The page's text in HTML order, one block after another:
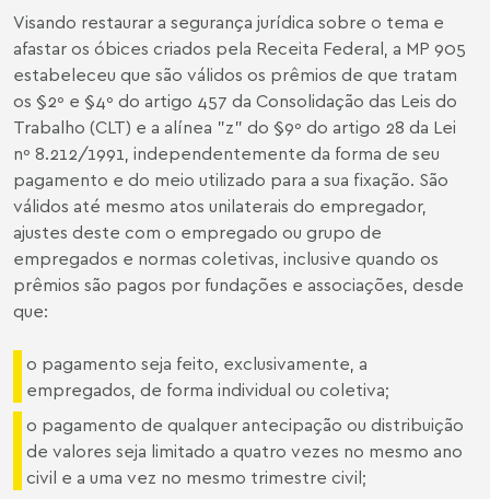
Visando restaurar a segurança jurídica sobre o tema e
afastar os óbices criados pela Receita Federal, a MP 905
estabeleceu que são válidos os prêmios de que tratam
os §2º e §4º do artigo 457 da Consolidação das Leis do
Trabalho (CLT) e a alínea "z" do §9º do artigo 28 da Lei
nº 8.212/1991, independentemente da forma de seu
pagamento e do meio utilizado para a sua fixação. São
válidos até mesmo atos unilaterais do empregador,
ajustes deste com o empregado ou grupo de
empregados e normas coletivas, inclusive quando os
prêmios são pagos por fundações e associações, desde
que:
o pagamento seja feito, exclusivamente, a
empregados, de forma individual ou coletiva;
o pagamento de qualquer antecipação ou distribuição
de valores seja limitado a quatro vezes no mesmo ano
civil e a uma vez no mesmo trimestre civil;